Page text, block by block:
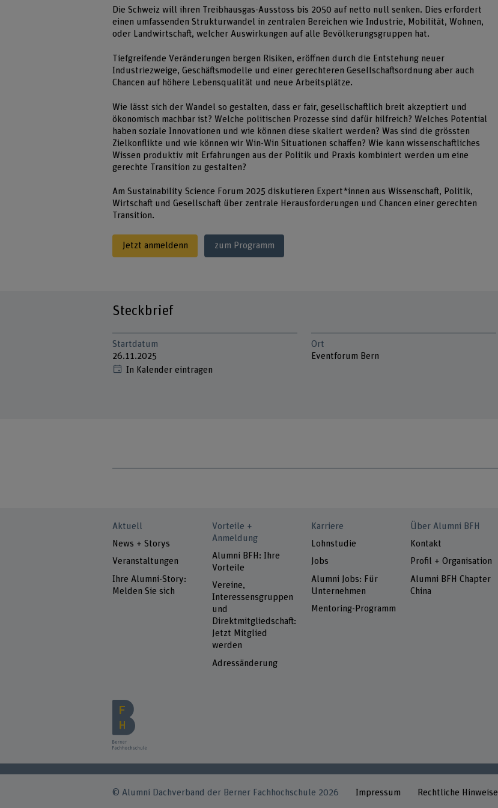
Die Schweiz will ihren Treibhausgas-Ausstoss bis 2050 auf netto null senken. Dies erfordert
einen umfassenden Strukturwandel in zentralen Bereichen wie Industrie, Mobilität, Wohnen,
oder Landwirtschaft, welcher Auswirkungen auf alle Bevölkerungsgruppen hat.
Tiefgreifende Veränderungen bergen Risiken, eröffnen durch die Entstehung neuer
Industriezweige, Geschäftsmodelle und einer gerechteren Gesellschaftsordnung aber auch
Chancen auf höhere Lebensqualität und neue Arbeitsplätze.
Wie lässt sich der Wandel so gestalten, dass er fair, gesellschaftlich breit akzeptiert und
ökonomisch machbar ist? Welche politischen Prozesse sind dafür hilfreich? Welches Potential
haben soziale Innovationen und wie können diese skaliert werden? Was sind die grössten
Zielkonflikte und wie können wir Win-Win Situationen schaffen? Wie kann wissenschaftliches
Wissen produktiv mit Erfahrungen aus der Politik und Praxis kombiniert werden um eine
gerechte Transition zu gestalten?
Am Sustainability Science Forum 2025 diskutieren Expert*innen aus Wissenschaft, Politik,
Wirtschaft und Gesellschaft über zentrale Herausforderungen und Chancen einer gerechten
Transition.
Jetzt anmeldenn zum Programm
Steckbrief
Startdatum
26.11.2025
In Kalender eintragen
Ort
Eventforum Bern
Aktuell
News + Storys
Veranstaltungen
Ihre Alumni-Story:
Melden Sie sich
Vorteile +
Anmeldung
Alumni BFH: Ihre
Vorteile
Vereine,
Interessensgruppen
und
Direktmitgliedschaft:
Jetzt Mitglied
werden
Adressänderung
Karriere
Lohnstudie
Jobs
Alumni Jobs: Für
Unternehmen
Mentoring-Programm
Über Alumni BFH
Kontakt
Profil + Organisation
Alumni BFH Chapter
China
© Alumni Dachverband der Berner Fachhochschule 2026 Impressum Rechtliche Hinweise